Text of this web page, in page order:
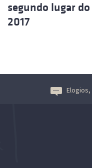
segundo lugar
2017